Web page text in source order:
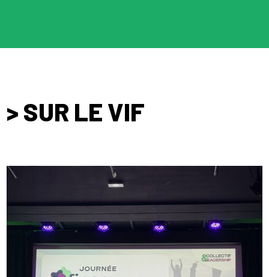
> SUR LE VIF